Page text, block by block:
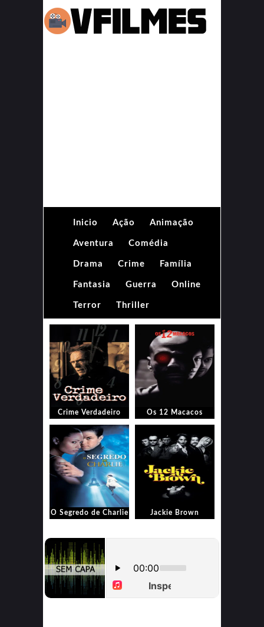
Inicio Ação Animação
Aventura Comédia
Drama Crime Família
Fantasia Guerra Online
Terror Thriller
Crime Verdadeiro Os 12 Macacos
O Segredo de Charlie Jackie Brown